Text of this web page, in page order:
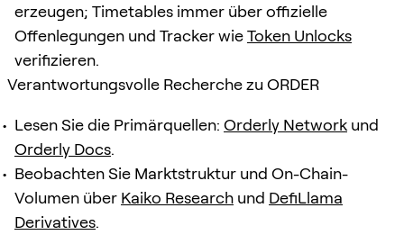
erzeugen; Timetables immer über offizielle
Offenlegungen und Tracker wieToken Unlocks
verifizieren.
Verantwortungsvolle Recherche zu ORDER
Lesen Sie die Primärquellen: Orderly Network und
Orderly Docs.
Beobachten Sie Marktstruktur und On-Chain-
Volumen über Kaiko Research und DefiLlama
Derivatives.